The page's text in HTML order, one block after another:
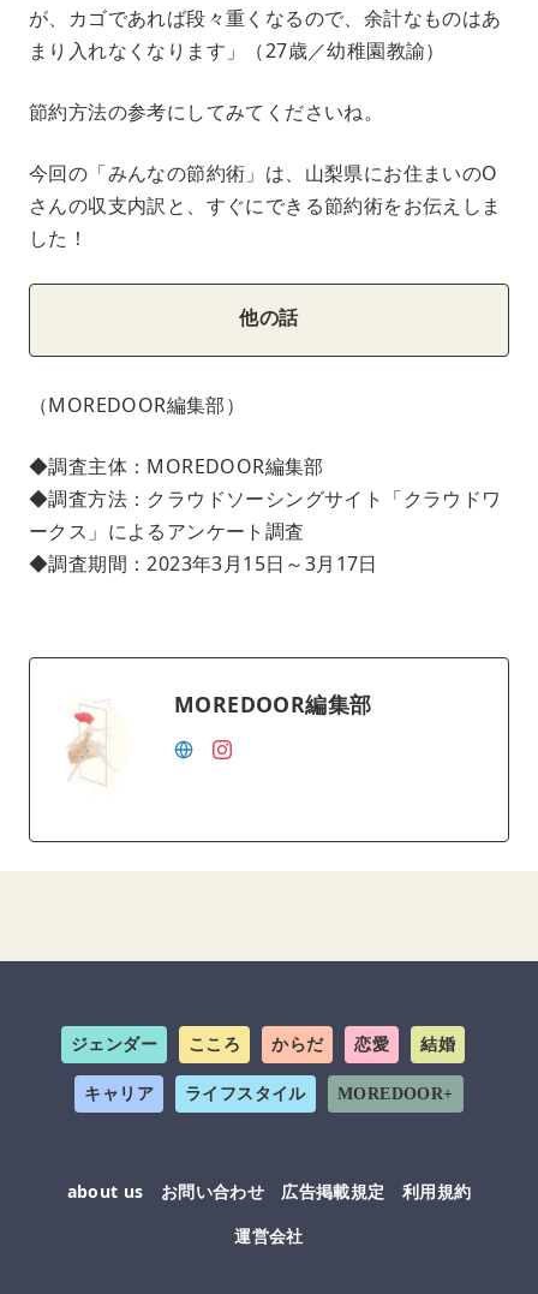
が、カゴであれば段々重くなるので、余計なものはあ
まり入れなくなります」（27歳／幼稚園教諭）
節約方法の参考にしてみてくださいね。
今回の「みんなの節約術」は、山梨県にお住まいのO
さんの収支内訳と、すぐにできる節約術をお伝えしま
した！
他の話
（MOREDOOR編集部）
◆調査主体：MOREDOOR編集部
◆調査方法：クラウドソーシングサイト「クラウドワ
ークス」によるアンケート調査
◆調査期間：2023年3月15日～3月17日
MOREDOOR編集部
ジェンダー こころ からだ 恋愛 結婚
キャリア ライフスタイル MOREDOOR+
about us お問い合わせ 広告掲載規定
利用規約
運営会社